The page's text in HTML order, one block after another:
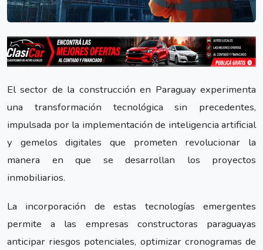
El sector de la construcción en Paraguay experimenta
una transformación tecnológica sin precedentes,
impulsada por la implementación de inteligencia artificial
y gemelos digitales que prometen revolucionar la
manera en que se desarrollan los proyectos
inmobiliarios.
La incorporación de estas tecnologías emergentes
permite a las empresas constructoras paraguayas
anticipar riesgos potenciales, optimizar cronogramas de